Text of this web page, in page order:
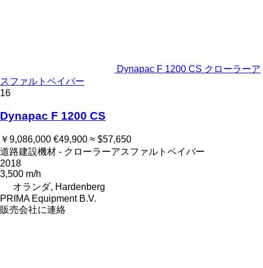
Dynapac F 1200 CS クローラーア
スファルトペイバー
16
Dynapac F 1200 CS
￥9,086,000 €49,900 ≈ $57,650
道路建設機材 - クローラーアスファルトペイバー
2018
3,500 m/h
オランダ, Hardenberg
PRIMA Equipment B.V.
販売会社に連絡